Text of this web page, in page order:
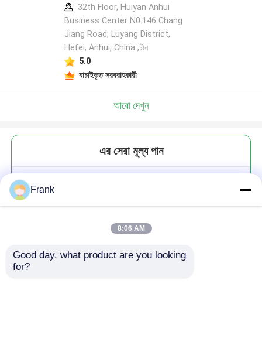
32th Floor, Huiyan Anhui
Business Center N0.146 Chang
Jiang Road, Luyang District,
Hefei, Anhui, China ,চীন
5.0
যাচাইকৃত সরবরাহকারী
আরো দেখুন
এর সেরা মূল্য পান
Frank
8:06 AM
Good day, what product are you looking
for?